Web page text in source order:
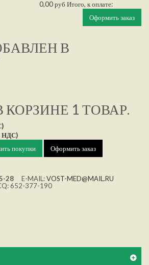
0,00 руб Итого, к оплате:
Оформить заказ
В
КОРЗИНЕ 1 ТОВАР.
НДС)
покупки
Оформить заказ
28 E-MAIL:VOST-MED@MAIL.RU
652-377-190